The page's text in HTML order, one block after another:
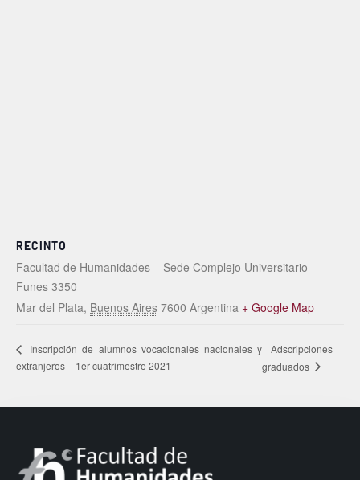
RECINTO
Facultad de Humanidades – Sede Complejo Universitario
Funes 3350
Mar del Plata, Buenos Aires 7600 Argentina + Google Map
Inscripción de alumnos vocacionales nacionales y
extranjeros – 1er cuatrimestre 2021
Adscripciones
graduados